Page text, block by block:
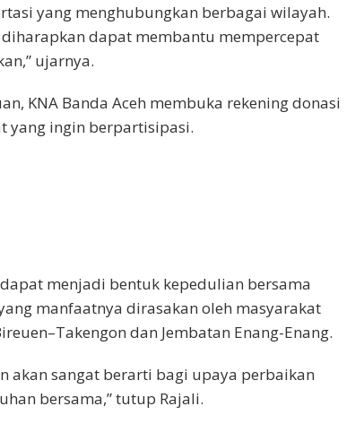
yang menghubungkan berbagai wilayah.
dapat membantu mempercepat
ujarnya.
KNA Banda Aceh membuka rekening donasi
yang ingin berpartisipasi.
menjadi bentuk kepedulian bersama
manfaatnya dirasakan oleh masyarakat
dan Jembatan Enang-Enang.
akan sangat berarti bagi upaya perbaikan
bersama,” tutup Rajali.